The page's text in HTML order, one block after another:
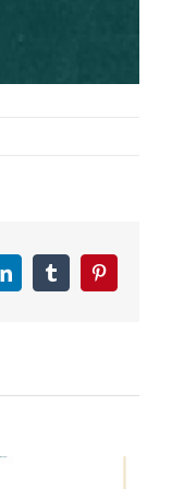
LinkedInTumblrPinterest